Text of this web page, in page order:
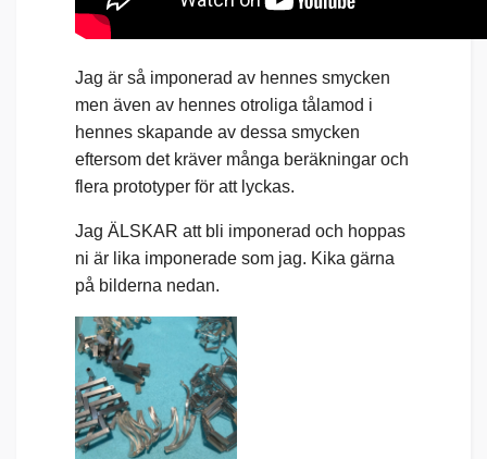
Jag är så imponerad av hennes smycken
men även av hennes otroliga tålamod i
hennes skapande av dessa smycken
eftersom det kräver många beräkningar och
flera prototyper för att lyckas.
Jag ÄLSKAR att bli imponerad och hoppas
ni är lika imponerade som jag. Kika gärna
på bilderna nedan.